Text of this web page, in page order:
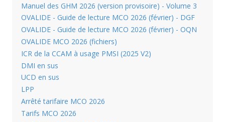
Manuel des GHM 2026 (version provisoire) - Volume 3
OVALIDE - Guide de lecture MCO 2026 (février) - DGF
OVALIDE - Guide de lecture MCO 2026 (février) - OQN
OVALIDE MCO 2026 (fichiers)
ICR de la CCAM à usage PMSI (2025 V2)
DMI en sus
UCD en sus
LPP
Arrêté tarifaire MCO 2026
Tarifs MCO 2026